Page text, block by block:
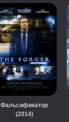
Фальсификатор
(2014)